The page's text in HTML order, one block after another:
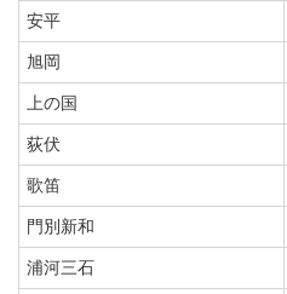
安平
旭岡
上の国
荻伏
歌笛
門別新和
浦河三石